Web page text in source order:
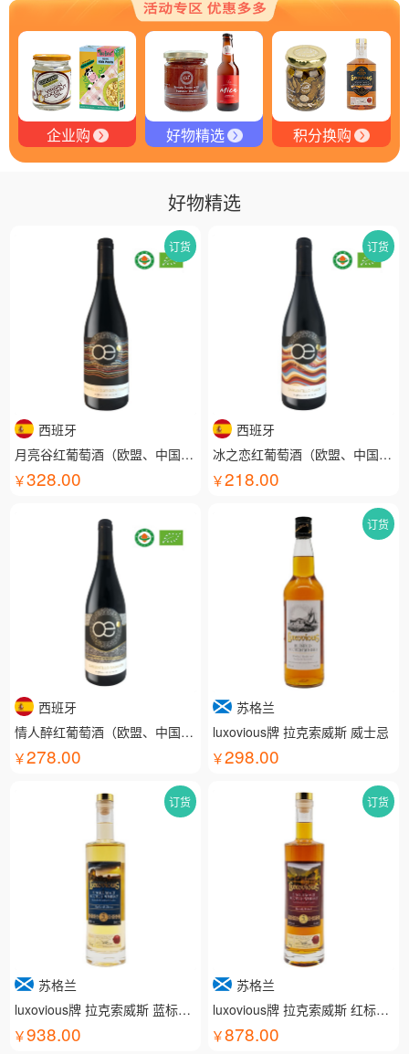
品味卓越，OE 中欧有机双认证红酒的独特魅力
品味拉克索威斯威士忌，邂逅独特酒韵
企业购 好物精选 积分换购
好物精选
订货
西班牙
月亮谷红葡萄酒（欧盟、中国有机认证）
328.00
订货
西班牙
冰之恋红葡萄酒（欧盟、中国有机认证）
218.00
西班牙
情人醉红葡萄酒（欧盟、中国有机认证）
278.00
订货
苏格兰
luxovious牌 拉克索威斯 威士忌
298.00
订货
苏格兰
luxovious牌 拉克索威斯 蓝标威士忌
938.00
订货
苏格兰
luxovious牌 拉克索威斯 红标威士忌
878.00